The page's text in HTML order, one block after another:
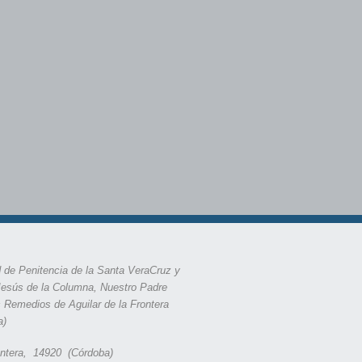
Penitencia de la Santa VeraCruz y
de la Columna, Nuestro Padre
de Aguilar de la Frontera
14920 (Córdoba)